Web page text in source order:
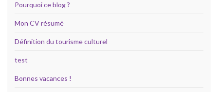
Pourquoi ce blog ?
Mon CV résumé
Définition du tourisme culturel
test
Bonnes vacances !